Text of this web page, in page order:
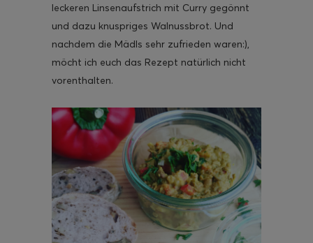
Eis am Stil
leckeren Linsenaufstrich mit Curry gegönnt
und dazu knuspriges Walnussbrot. Und
nachdem die Mädls sehr zufrieden waren:),
möcht ich euch das Rezept natürlich nicht
vorenthalten.